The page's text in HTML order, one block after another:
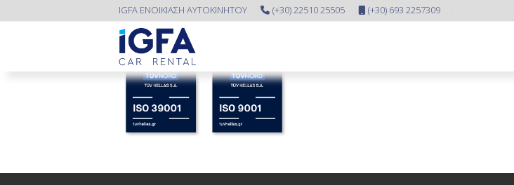
IGFA ΕΝΟΙΚΙΑΣΗ ΑΥΤΟΚΙΝΗΤΟΥ (+30) 22510 25505 (+30) 693 2257309